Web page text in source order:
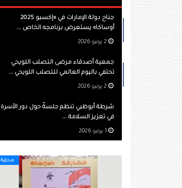
جناح دولة الإمارات في «إكسبو 2025
أوساكا» يستعرض برنامجه الخاص ...
جمعية أصدقاء مرضى التصلب اللويحي
تحتفي باليوم العالمي للتصلب اللويحي ...
شرطة أبوظبي تنظم جلسةً حول دور الأسرة
في تعزيز السلامة ...
تمنح ماجد العصيمي درجة الدكتوراة الفخرية
محلية